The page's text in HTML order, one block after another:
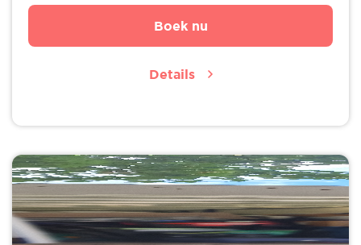
Boek nu
Details